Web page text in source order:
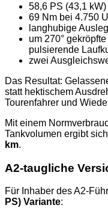
58,6 PS (43,1
69 Nm bei 4.750
langhubige
um 270°
pulsierende
zwei
Das Resultat:
statt hektischem
Tourenfahrer und
Mit einem
Tankvolumen ergibt
km.
A2-taugliche
Für Inhaber des A2-
PS) Variante: